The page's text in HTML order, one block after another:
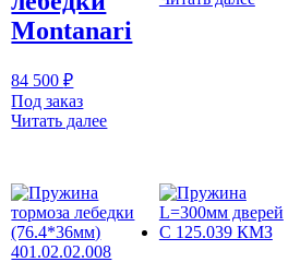
Montanari
84 500₽
Под заказ
Читать далее